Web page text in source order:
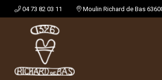
04 73 82 03 11 Moulin Richard de Bas